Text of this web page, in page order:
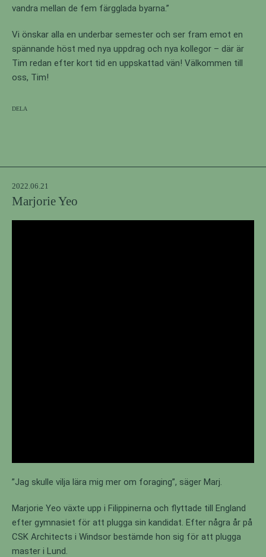
vandra mellan de fem färgglada byarna.”
Vi önskar alla en underbar semester och ser fram emot en
spännande höst med nya uppdrag och nya kollegor – där är
Tim redan efter kort tid en uppskattad vän! Välkommen till
oss, Tim!
2022.06.21
Marjorie Yeo
”Jag skulle vilja lära mig mer om foraging”, säger Marj.
Marjorie Yeo växte upp i Filippinerna och flyttade till England
efter gymnasiet för att plugga sin kandidat. Efter några år på
CSK Architects i Windsor bestämde hon sig för att plugga
master i Lund.